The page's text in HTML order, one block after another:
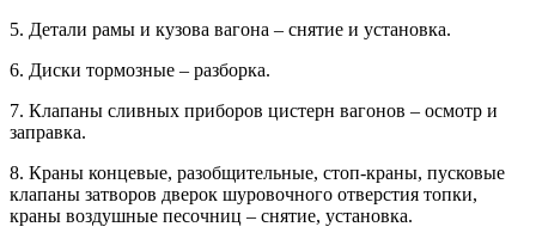
5. Детали рамы и кузова вагона – снятие и установка.
6. Диски тормозные – разборка.
7. Клапаны сливных приборов цистерн вагонов – осмотр и
заправка.
8. Краны концевые, разобщительные, стоп-краны, пусковые
клапаны затворов дверок шуровочного отверстия топки,
краны воздушные песочниц – снятие, установка.